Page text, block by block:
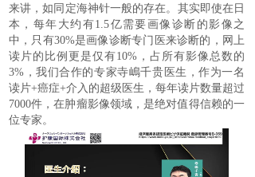
来讲，如同定海神针一般的存在。其实即使在日
本，每年大约有1.5亿需要画像诊断的影像之
中，只有30%是画像诊断专门医来诊断的，网上
读片的比例更是仅有10% ，占所有影像总数的
3% ，我们合作的专家寺嶋千贵医生，作为一名
读片+癌症+介入的超级医生，每年读片数量超过
7000件，在肿瘤影像领域，是绝对值得信赖的一
位专家。